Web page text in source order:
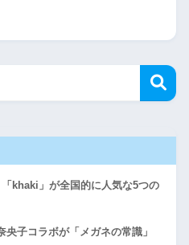
「khaki」が全国的に人気な5つの
央子コラボが「メガネの常識」